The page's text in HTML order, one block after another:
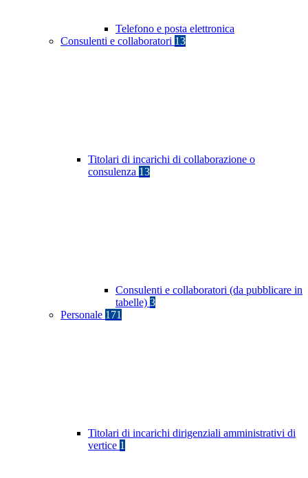
Telefono e posta elettronica
Consulenti e collaboratori 13
Titolari di incarichi di collaborazione o
consulenza 13
Consulenti e collaboratori (da pubblicare in
tabelle) 3
Personale 171
Titolari di incarichi dirigenziali amministrativi di
vertice 1